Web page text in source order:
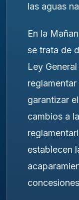
las aguas
En la
se trata de
Ley
garantizar
cambios a
establecen